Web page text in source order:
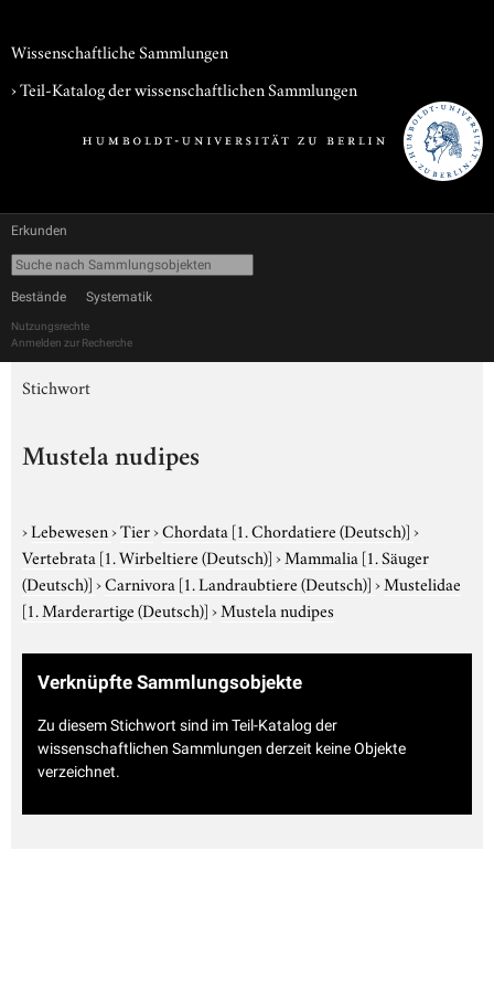
Wissenschaftliche Sammlungen
› Teil-Katalog der wissenschaftlichen Sammlungen
Erkunden
Bestände Systematik
Nutzungsrechte
Anmelden zur Recherche
Stichwort
Mustela nudipes
›Lebewesen›Tier›Chordata [1. Chordatiere (Deutsch)]›
Vertebrata [1. Wirbeltiere (Deutsch)]›Mammalia [1. Säuger
(Deutsch)]›Carnivora [1. Landraubtiere (Deutsch)]›Mustelidae
[1. Marderartige (Deutsch)]›Mustela nudipes
Verknüpfte Sammlungsobjekte
Zu diesem Stichwort sind im Teil-Katalog der
wissenschaftlichen Sammlungen derzeit keine Objekte
verzeichnet.